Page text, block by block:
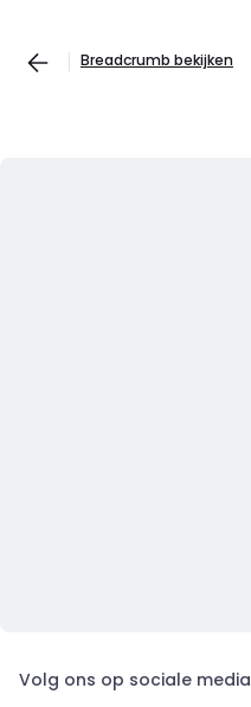
Breadcrumb bekijken
Volg ons op sociale media